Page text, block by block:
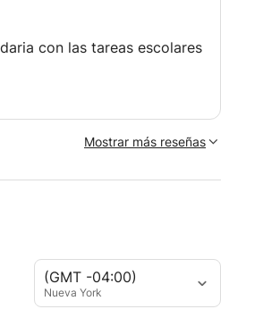
con las tareas escolares
Mostrar más reseñas
(GMT -04:00)
Nueva York